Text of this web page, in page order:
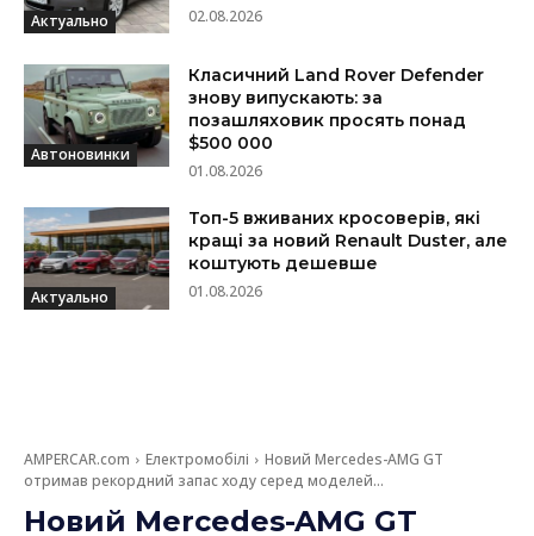
Актуально 02.08.2026
Автоновинки
Класичний Land Rover Defender
знову випускають: за
позашляховик просять понад
$500 000
01.08.2026
Актуально
Топ-5 вживаних кросоверів, які
кращі за новий Renault Duster, але
коштують дешевше
01.08.2026